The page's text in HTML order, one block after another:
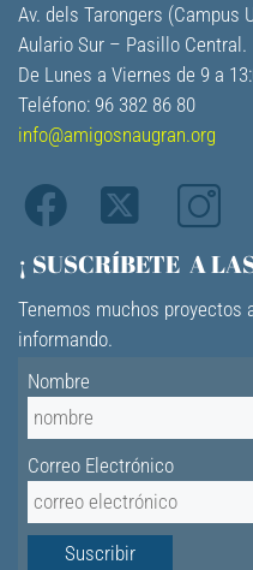
Av. dels Tarongers (Campus
Aulario Sur – Pasillo Central.
De Lunes a Viernes de 9 a
Teléfono: 96 382 86 80
info@amigosnaugran.org
¡ SUSCRÍBETE A
Tenemos muchos proyectos
informando.
Nombre
Correo Electrónico